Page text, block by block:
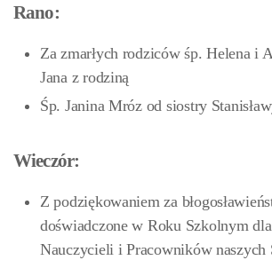
Rano:
Za zmarłych rodziców śp. Helena i
Jana z rodziną
Śp. Janina Mróz od siostry
Wieczór:
Z podziękowaniem za
doświadczone w Roku Szkolnym
Nauczycieli i Pracowników naszych